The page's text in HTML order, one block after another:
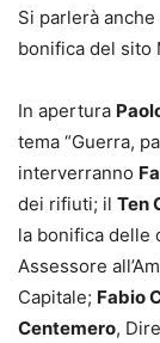
Si parlerà
bonifica del sito
In apertura
tema “Guerra,
interverranno
dei rifiuti; il Ten
la bonifica delle
Assessore
Capitale; Fabio
Centemero,